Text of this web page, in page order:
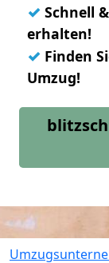
✓ Schnell
erhalten!
✓ Finden
Umzug!